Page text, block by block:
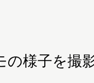
様子を撮